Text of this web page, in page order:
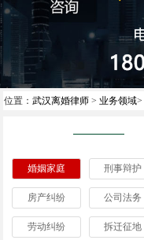
位置： 武汉离婚律师 > 业务领域>
婚姻家庭 刑事辩护
房产纠纷 公司法务
劳动纠纷 拆迁征地